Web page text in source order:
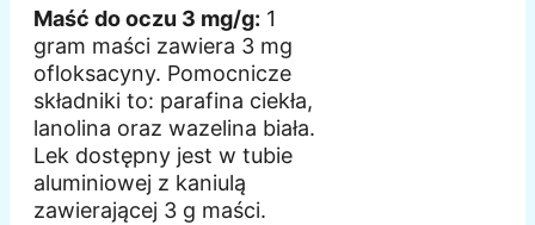
Maść do oczu 3 mg/g: 1
gram maści zawiera 3 mg
ofloksacyny. Pomocnicze
składniki to: parafina ciekła,
lanolina oraz wazelina biała.
Lek dostępny jest w tubie
aluminiowej z kaniulą
zawierającej 3 g maści.